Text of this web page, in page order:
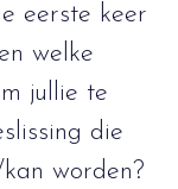
eerste keer
welke
jullie te
die
worden?